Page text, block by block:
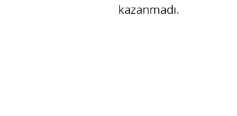
kazanmadı.